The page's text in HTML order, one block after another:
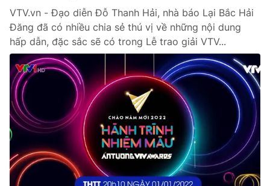
VTV.vn - Đạo diễn Đỗ Thanh Hải, nhà báo Lại Bắc Hải
Đăng đã có nhiều chia sẻ thú vị về những nội dung
hấp dẫn, đặc sắc sẽ có trong Lễ trao giải VTV...